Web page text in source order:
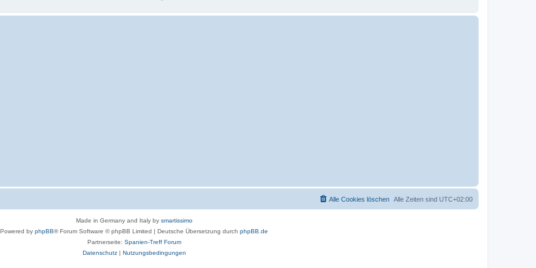
Alle Zeiten sind UTC+02:00
Alle Cookies löschen
Made in Germany and Italy by smartissimo
Powered by phpBB® Forum Software © phpBB Limited | Deutsche Übersetzung durch phpBB.de
Partnerseite: Spanien-Treff Forum
Datenschutz| Nutzungsbedingungen